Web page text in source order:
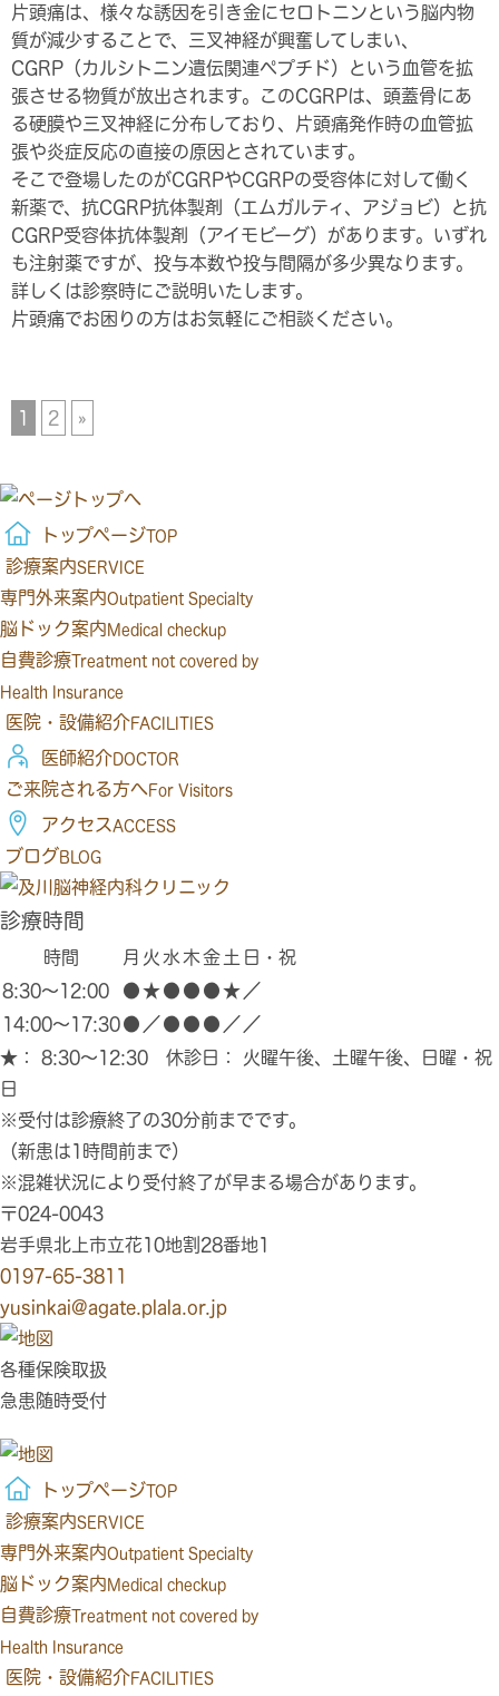
片頭痛は、様々な誘因を引き金にセロトニンという脳内物
質が減少することで、三叉神経が興奮してしまい、
CGRP（カルシトニン遺伝関連ペプチド）という血管を拡
張させる物質が放出されます。このCGRPは、頭蓋骨にあ
る硬膜や三叉神経に分布しており、片頭痛発作時の血管拡
張や炎症反応の直接の原因とされています。
そこで登場したのがCGRPやCGRPの受容体に対して働く
新薬で、抗CGRP抗体製剤（エムガルティ、アジョビ）と抗
CGRP受容体抗体製剤（アイモビーグ）があります。いずれ
も注射薬ですが、投与本数や投与間隔が多少異なります。
詳しくは診察時にご説明いたします。
片頭痛でお困りの方はお気軽にご相談ください。
1 2 »
トップページTOP
診療案内SERVICE
専門外来案内Outpatient Specialty
脳ドック案内Medical checkup
自費診療Treatment not covered by
Health Insurance
医院・設備紹介FACILITIES
医師紹介DOCTOR
ご来院される方へFor Visitors
アクセスACCESS
ブログBLOG
診療時間
時間 月 火水木金土 日・祝
8:30～12:00
●★● ● ●★／
14:00～17:30● ／ ● ● ● ／ ／
★ ： 8:30～12:30 休診日： 火曜午後、土曜午後、日曜・祝
日
※受付は診療終了の30分前までです。
（新患は1時間前まで）
※混雑状況により受付終了が早まる場合があります。
〒024-0043
岩手県北上市立花10地割28番地1
0197-65-3811
yusinkai@agate.plala.or.jp
各種保険取扱
急患随時受付
トップページTOP
診療案内SERVICE
専門外来案内Outpatient Specialty
脳ドック案内Medical checkup
自費診療Treatment not covered by
Health Insurance
医院・設備紹介FACILITIES